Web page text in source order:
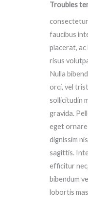
Troubles
faucibus
placerat,
risus
Nulla
orci, vel
sollicitudin
gravida.
eget ornare
dignissim
sagittis.
efficitur
bibendum
lobortis